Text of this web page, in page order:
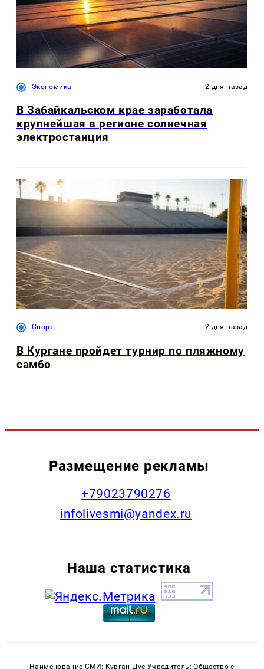
Экономика 2 дня назад
В Забайкальском крае заработала
крупнейшая в регионе солнечная
электростанция
Спорт 2 дня назад
В Кургане пройдет турнир по пляжному
самбо
Размещение рекламы
+79023790276
infolivesmi@yandex.ru
Наша статистика
Наименование СМИ: Курган Live Учредитель: Общество с